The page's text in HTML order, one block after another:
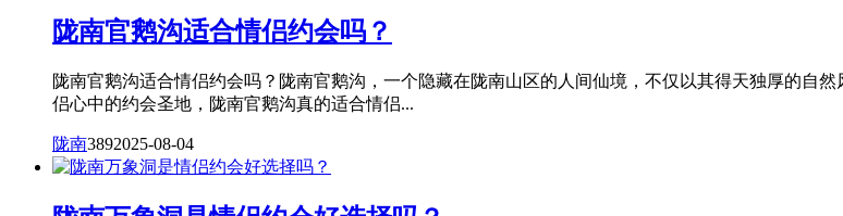
陇南官鹅沟适合情侣约会吗？
陇南官鹅沟适合情侣约会吗？陇南官鹅沟，一个隐藏在陇南山区的人间仙境，不仅以其得天独厚的自
侣心中的约会圣地，陇南官鹅沟真的适合情侣...
陇南3892025-08-04